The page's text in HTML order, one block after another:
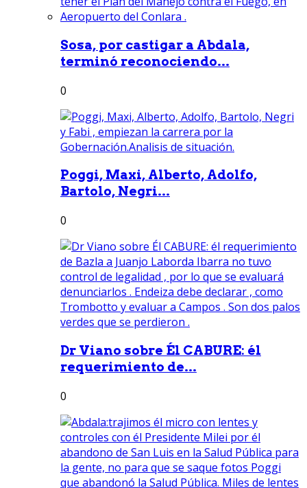
Sosa, por castigar a Abdala,
terminó reconociendo...
0
Poggi, Maxi, Alberto, Adolfo,
Bartolo, Negri...
0
Dr Viano sobre Él CABURE: él
requerimiento de...
0